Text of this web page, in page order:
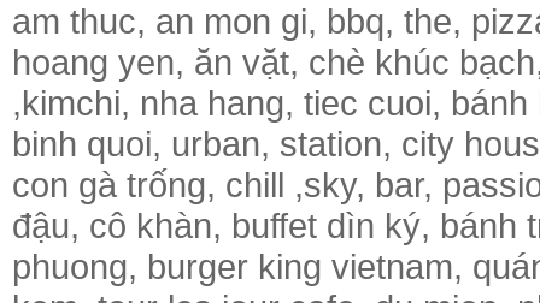
am thuc, an mon gi, bbq, the,
hoang yen, ăn vặt, chè khúc
,kimchi, nha hang, tiec cuoi,
binh quoi, urban, station, city
con gà trống, chill ,sky, bar,
đậu, cô khàn, buffet dìn ký, bánh
phuong, burger king vietnam,